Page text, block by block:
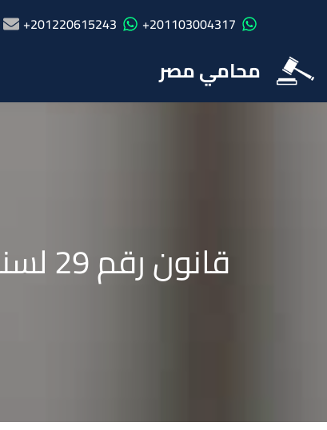
201103004317+
201220615243+
محامي مصر
قانون رقم 29 لسنة 2023 بشان تنظيم حيازة الحيوانات الخطرة والكلاب